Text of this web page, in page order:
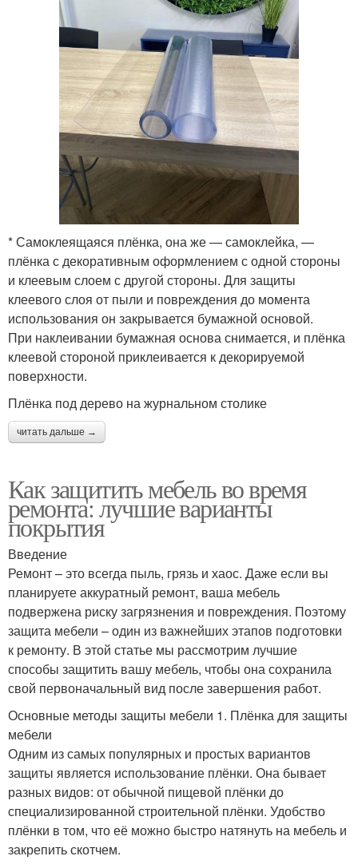
* Самоклеящаяся плёнка, она же — самоклейка, —
плёнка с декоративным оформлением с одной стороны
и клеевым слоем с другой стороны. Для защиты
клеевого слоя от пыли и повреждения до момента
использования он закрывается бумажной основой.
При наклеивании бумажная основа снимается, и плёнка
клеевой стороной приклеивается к декорируемой
поверхности.
Плёнка под дерево на журнальном столике
читать дальше →
Как защитить мебель во время
ремонта: лучшие варианты
покрытия
Введение
Ремонт – это всегда пыль, грязь и хаос. Даже если вы
планируете аккуратный ремонт, ваша мебель
подвержена риску загрязнения и повреждения. Поэтому
защита мебели – один из важнейших этапов подготовки
к ремонту. В этой статье мы рассмотрим лучшие
способы защитить вашу мебель, чтобы она сохранила
свой первоначальный вид после завершения работ.
Основные методы защиты мебели 1. Плёнка для защиты
мебели
Одним из самых популярных и простых вариантов
защиты является использование плёнки. Она бывает
разных видов: от обычной пищевой плёнки до
специализированной строительной плёнки. Удобство
плёнки в том, что её можно быстро натянуть на мебель и
закрепить скотчем.